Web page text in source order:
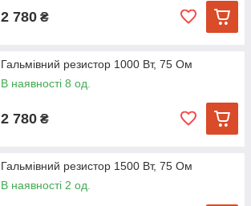
2 780 ₴
Гальмівний резистор 1000 Вт, 75 Ом
В наявності 8 од.
2 780 ₴
Гальмівний резистор 1500 Вт, 75 Ом
В наявності 2 од.